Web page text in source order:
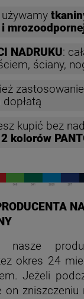
NADRUKU:
ściany,
kupić bez
kolorów
nasze
okres 24
Jeżeli
on zniszczeniu